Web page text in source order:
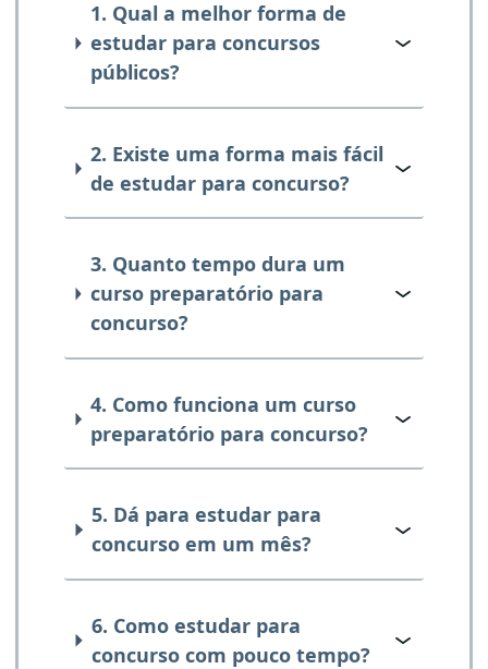
1. Qual a melhor forma de
estudar para concursos
públicos?
2. Existe uma forma mais fácil
de estudar para concurso?
3. Quanto tempo dura um
curso preparatório para
concurso?
4. Como funciona um curso
preparatório para concurso?
5. Dá para estudar para
concurso em um mês?
6. Como estudar para
concurso com pouco tempo?